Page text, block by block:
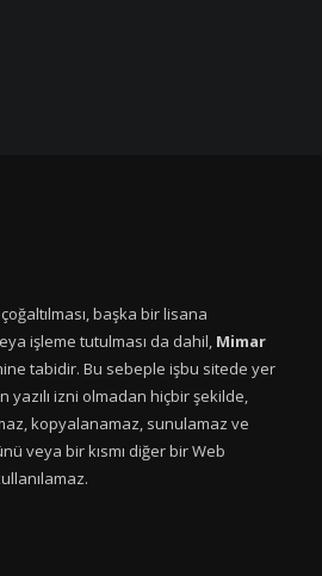
başka bir lisana
işleme tutulması da dahil, Mimar
tabidir. Bu sebeple işbu sitede yer
yazılı izni olmadan hiçbir şekilde,
kopyalanamaz, sunulamaz ve
veya bir kısmı diğer bir Web